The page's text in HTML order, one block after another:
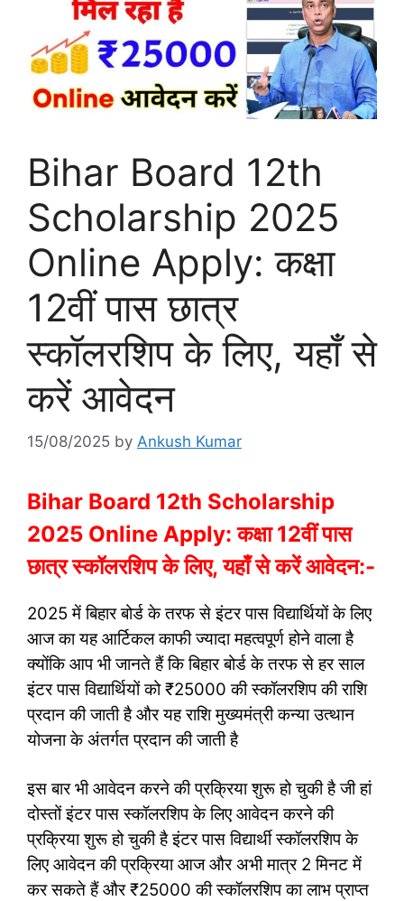
Bihar Board 12th
Scholarship 2025
Online Apply: कक्षा
12वीं पास छात्र
स्कॉलरशिप के लिए, यहाँ से
करें आवेदन
15/08/2025 by Ankush Kumar
Bihar Board 12th Scholarship
2025 Online Apply: कक्षा 12वीं पास
छात्र स्कॉलरशिप के लिए, यहाँ से करें आवेदन:-
2025 में बिहार बोर्ड के तरफ से इंटर पास विद्यार्थियों के लिए
आज का यह आर्टिकल काफी ज्यादा महत्वपूर्ण होने वाला है
क्योंकि आप भी जानते हैं कि बिहार बोर्ड के तरफ से हर साल
इंटर पास विद्यार्थियों को ₹25000 की स्कॉलरशिप की राशि
प्रदान की जाती है और यह राशि मुख्यमंत्री कन्या उत्थान
योजना के अंतर्गत प्रदान की जाती है
इस बार भी आवेदन करने की प्रक्रिया शुरू हो चुकी है जी हां
दोस्तों इंटर पास स्कॉलरशिप के लिए आवेदन करने की
प्रक्रिया शुरू हो चुकी है इंटर पास विद्यार्थी स्कॉलरशिप के
लिए आवेदन की प्रक्रिया आज और अभी मात्र 2 मिनट में
कर सकते हैं और ₹25000 की स्कॉलरशिप का लाभ प्राप्त